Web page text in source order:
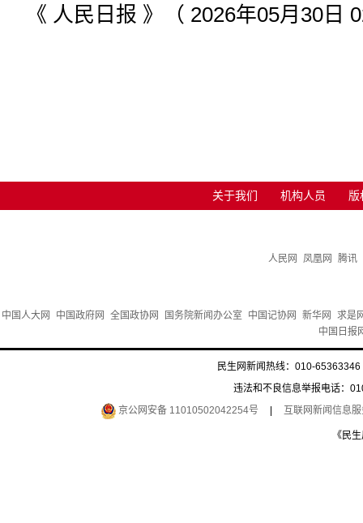
《 人民日报 》（ 2026年05月30日
关于我们 机构人员 版
人民网 凤凰网 腾讯
中国人大网 中国政府网 全国政协网 国务院新闻办公室 中国记协网 新华网
求是
中国日报
民生网新闻热线：010-
违法和不良信息举报电话：
京公网安备 11010502042254号
互联网新闻信息
《民